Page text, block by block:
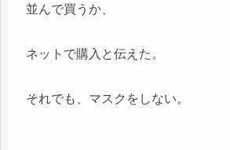
並んで買うか、
ネットで購入と伝えた。
それでも、マスクをしない。